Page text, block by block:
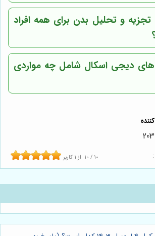
و تحلیل بدن برای همه افراد
دیجی اسکال شامل چه مواردی
10 / 10 از 1 کاربر